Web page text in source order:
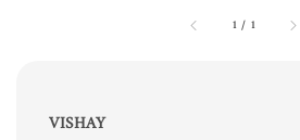
1 / 1
VISHAY